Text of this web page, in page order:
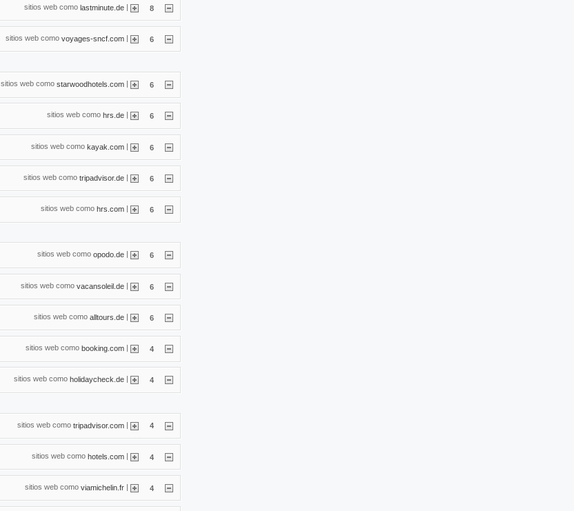
sitios web como lastminute.de | 8
sitios web como voyages-sncf.com | 6
sitios web como starwoodhotels.com 6
sitios web como hrs.de 6
sitios web como kayak.com | 6
sitios web como tripadvisor.de | 6
sitios web como hrs.com | 6
sitios web como opodo.de 6
sitios web como vacansoleil.de | 6
sitios web como alltours.de | 6
sitios web como booking.com | 4
sitios web como holidaycheck.de 4
sitios web como tripadvisor.com | 4
sitios web como hotels.com | 4
sitios web como viamichelin.fr | 4